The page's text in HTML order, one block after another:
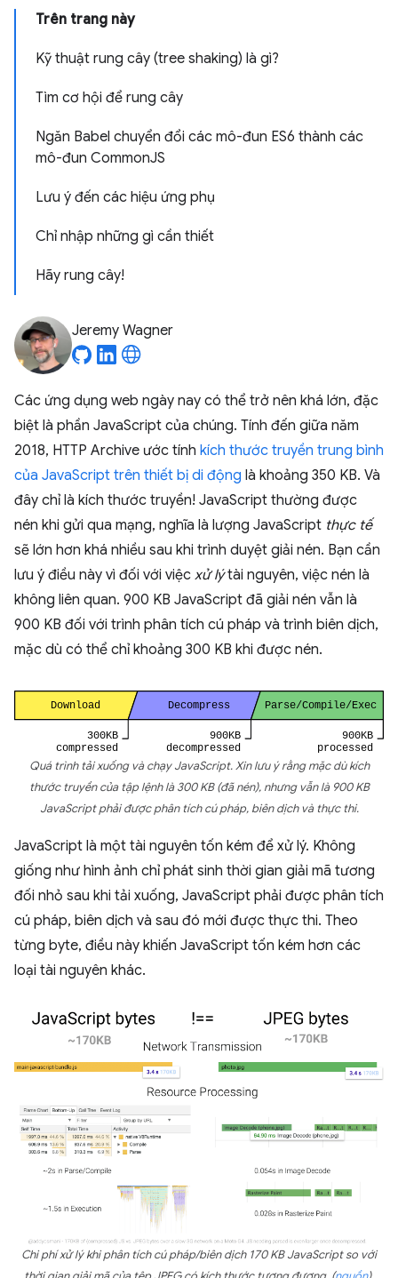
Trên trang này
Kỹ thuật rung cây (tree shaking) là gì?
Tìm cơ hội để rung cây
Ngăn Babel chuyển đổi các mô-đun ES6 thành các
mô-đun CommonJS
Lưu ý đến các hiệu ứng phụ
Chỉ nhập những gì cần thiết
Hãy rung cây!
Jeremy Wagner
Các ứng dụng web ngày nay có thể trở nên khá lớn, đặc
biệt là phần JavaScript của chúng. Tính đến giữa năm
2018, HTTP Archive ước tính kích thước truyền trung bình
của JavaScript trên thiết bị di động là khoảng 350 KB. Và
đây chỉ là kích thước truyền! JavaScript thường được
nén khi gửi qua mạng, nghĩa là lượng JavaScript thực tế
sẽ lớn hơn khá nhiều sau khi trình duyệt giải nén. Bạn cần
lưu ý điều này vì đối với việc xử lýtài nguyên, việc nén là
không liên quan. 900 KB JavaScript đã giải nén vẫn là
900 KB đối với trình phân tích cú pháp và trình biên dịch,
mặc dù có thể chỉ khoảng 300 KB khi được nén.
Quá trình tải xuống và chạy JavaScript. Xin lưu ý rằng mặc dù kích
thước truyền của tập lệnh là 300 KB (đã nén), nhưng vẫn là 900 KB
JavaScript phải được phân tích cú pháp, biên dịch và thực thi.
JavaScript là một tài nguyên tốn kém để xử lý. Không
giống như hình ảnh chỉ phát sinh thời gian giải mã tương
đối nhỏ sau khi tải xuống, JavaScript phải được phân tích
cú pháp, biên dịch và sau đó mới được thực thi. Theo
từng byte, điều này khiến JavaScript tốn kém hơn các
loại tài nguyên khác.
Chi phí xử lý khi phân tích cú pháp/biên dịch 170 KB JavaScript so với